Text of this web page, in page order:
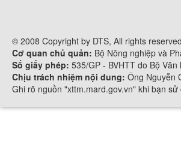
© 2008 Copyright by DTS, All rights
Cơ quan chủ quản: Bộ Nông nghiệp và
Số giấy phép: 535/GP - BVHTT do Bộ
Chịu trách nhiệm nội dung: Ông Nguyễn
Ghi rõ nguồn "xttm.mard.gov.vn" khi bạn